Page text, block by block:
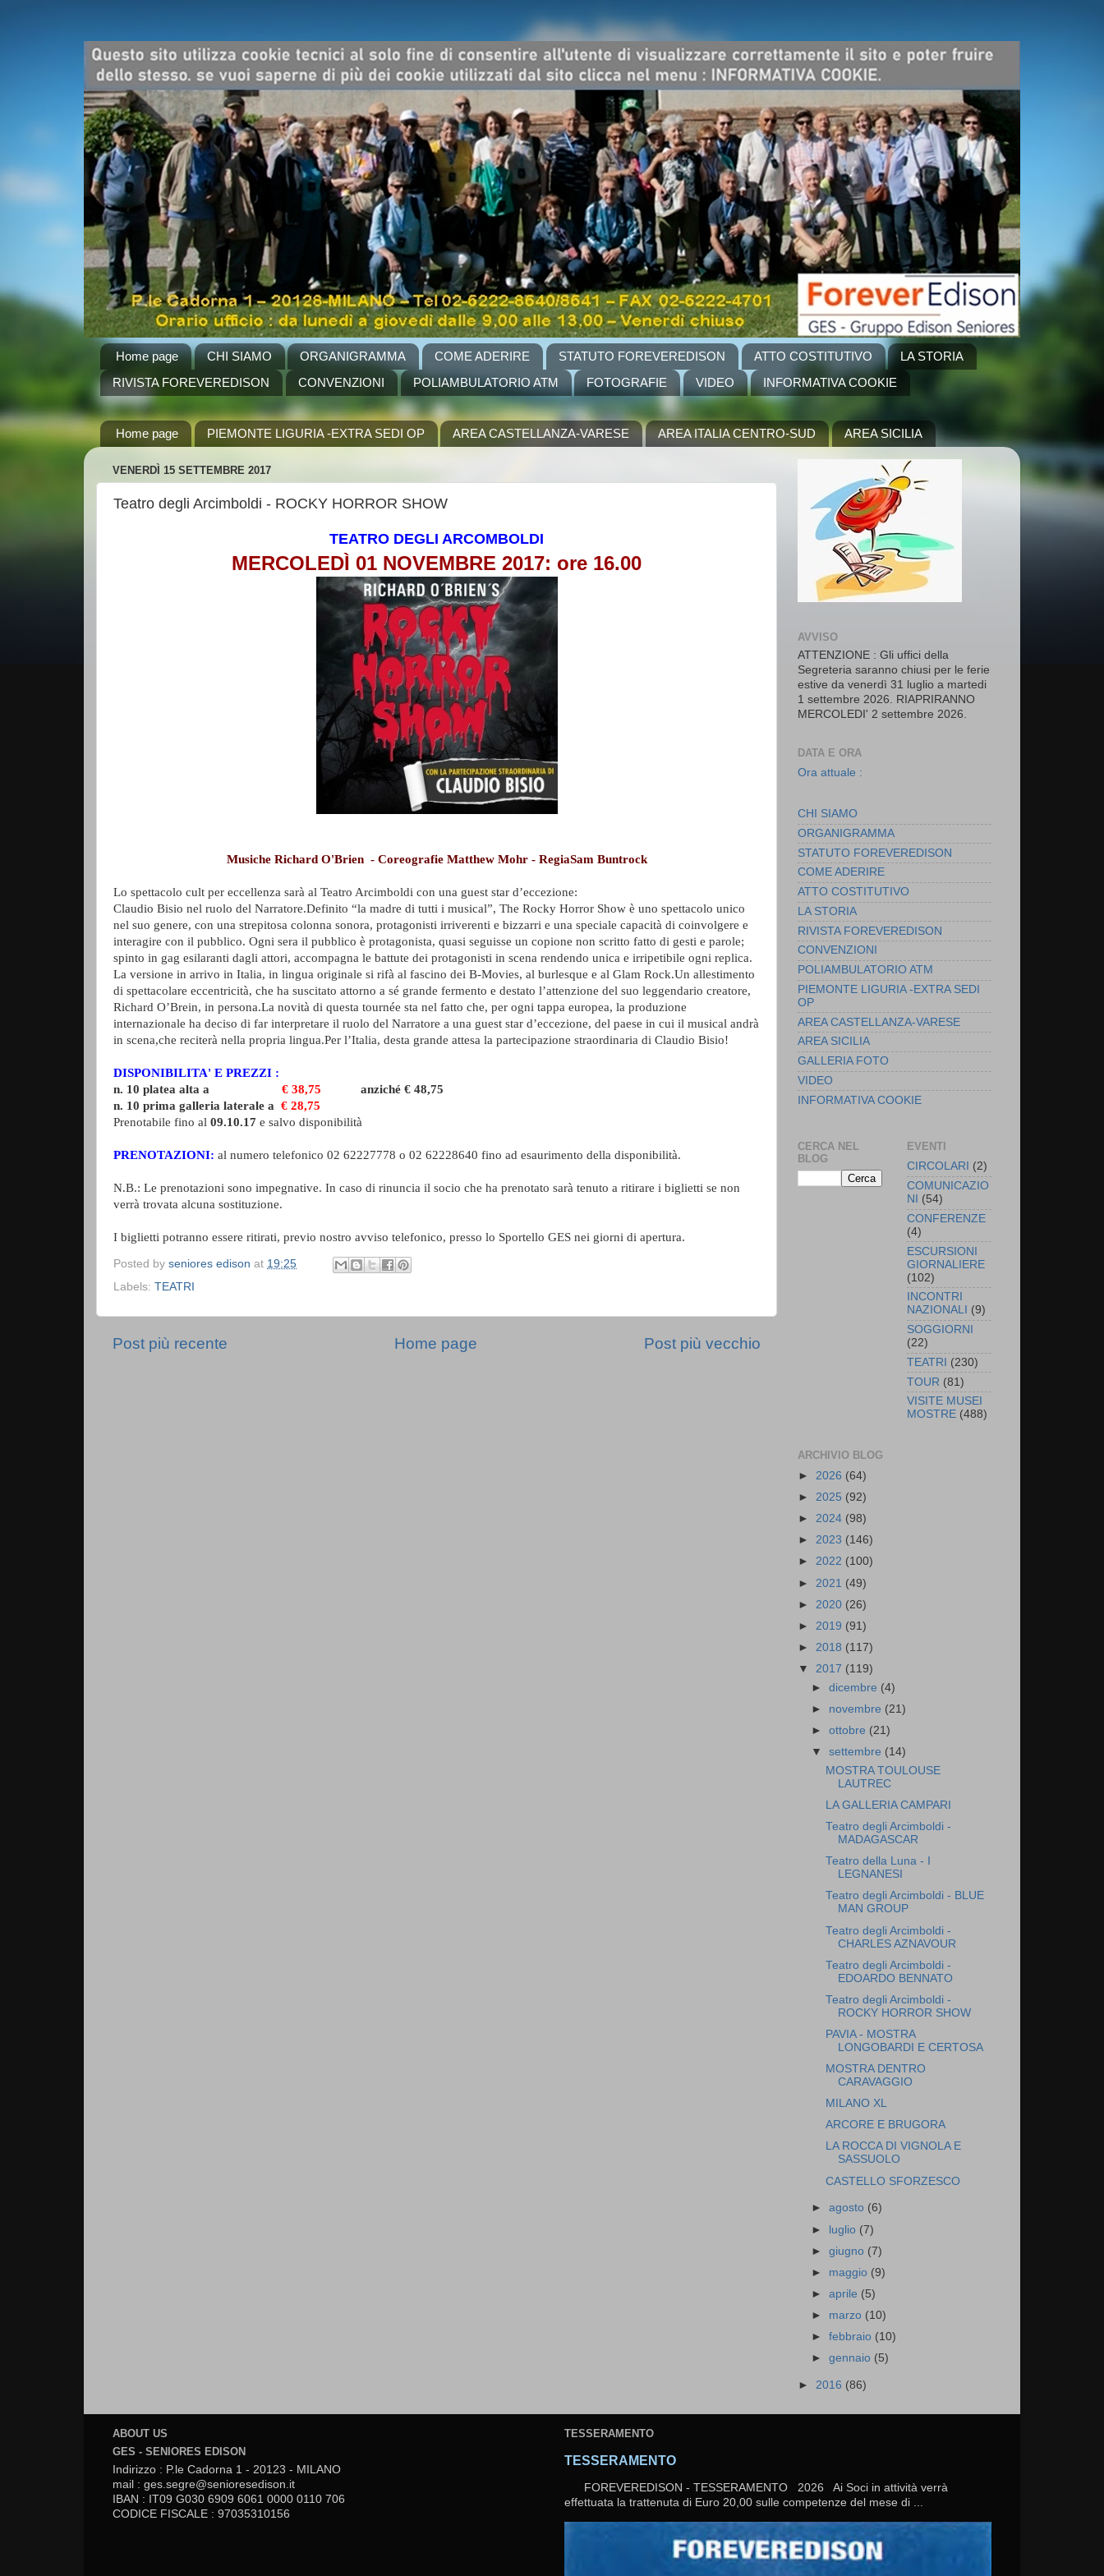
Home page CHI SIAMO ORGANIGRAMMA COME ADERIRE STATUTO FOREVEREDISON ATTO COSTITUTIVO
LA STORIA
RIVISTA FOREVEREDISON
CONVENZIONI POLIAMBULATORIO ATM FOTOGRAFIE VIDEO INFORMATIVA COOKIE
Home page PIEMONTE LIGURIA -EXTRA SEDI OP AREA CASTELLANZA-VARESE AREA ITALIA CENTRO-SUD AREA SICILIA
VENERDÌ 15 SETTEMBRE 2017
Teatro degli Arcimboldi - ROCKY HORROR SHOW
TEATRO DEGLI ARCOMBOLDI
MERCOLEDÌ 01 NOVEMBRE 2017: ore 16.00
Musiche Richard O'Brien - Coreografie Matthew Mohr - RegiaSam Buntrock
Lo spettacolo cult per eccellenza sarà al Teatro Arcimboldi con una guest star d’eccezione:
Claudio Bisio nel ruolo del Narratore.Definito “la madre di tutti i musical”, The Rocky Horror Show è uno spettacolo unico
nel suo genere, con una strepitosa colonna sonora, protagonisti irriverenti e bizzarri e una speciale capacità di coinvolgere e
interagire con il pubblico. Ogni sera il pubblico è protagonista, quasi seguisse un copione non scritto fatto di gesti e parole;
spinto in gag esilaranti dagli attori, accompagna le battute dei protagonisti in scena rendendo unica e irripetibile ogni replica.
La versione in arrivo in Italia, in lingua originale si rifà al fascino dei B-Movies, al burlesque e al Glam Rock.Un allestimento
di spettacolare eccentricità, che ha suscitato attorno a sé grande fermento e destato l’attenzione del suo leggendario creatore,
Richard O’Brein, in persona.La novità di questa tournée sta nel fatto che, per ogni tappa europea, la produzione
internazionale ha deciso di far interpretare il ruolo del Narratore a una guest star d’eccezione, del paese in cui il musical andrà
in scena,che reciterà nella propria lingua.Per l’Italia, desta grande attesa la partecipazione straordinaria di Claudio Bisio!
DISPONIBILITA' E PREZZI :
n. 10 platea alta a € 38,75
anziché € 48,75
n. 10 prima galleria laterale a € 28,75
Prenotabile fino al 09.10.17 e salvo disponibilità
PRENOTAZIONI: al numero telefonico 02 62227778 o 02 62228640 fino ad esaurimento della disponibilità.
N.B.: Le prenotazioni sono impegnative. In caso di rinuncia il socio che ha prenotato sarà tenuto a ritirare i biglietti se non
verrà trovata alcuna sostituzione.
I biglietti potranno essere ritirati, previo nostro avviso telefonico, presso lo Sportello GES nei giorni di apertura.
Posted by seniores edison at 19:25
Labels: TEATRI
Post più recente Post più vecchio
Home page
AVVISO
ATTENZIONE : Gli uffici della
Segreteria saranno chiusi per le ferie
estive da venerdì 31 luglio a martedi
1 settembre 2026. RIAPRIRANNO
MERCOLEDI' 2 settembre 2026.
DATA E ORA
Ora attuale :
CHI SIAMO
ORGANIGRAMMA
STATUTO FOREVEREDISON
COME ADERIRE
ATTO COSTITUTIVO
LA STORIA
RIVISTA FOREVEREDISON
CONVENZIONI
POLIAMBULATORIO ATM
PIEMONTE LIGURIA -EXTRA SEDI
OP
AREA CASTELLANZA-VARESE
AREA SICILIA
GALLERIA FOTO
VIDEO
INFORMATIVA COOKIE
CERCA NEL
BLOG
EVENTI
CIRCOLARI
(2)
COMUNICAZIO
NI
(54)
CONFERENZE
(4)
ESCURSIONI
GIORNALIERE
(102)
INCONTRI
NAZIONALI (9)
SOGGIORNI
(22)
TEATRI
(230)
TOUR (81)
VISITE MUSEI
MOSTRE (488)
ARCHIVIO BLOG
► 2026 (64)
► 2025 (92)
► 2024 (98)
► 2023 (146)
► 2022 (100)
► 2021 (49)
► 2020 (26)
► 2019 (91)
► 2018 (117)
▼ 2017 (119)
►dicembre (4)
► novembre (21)
►ottobre (21)
▼settembre (14)
MOSTRA TOULOUSE
LAUTREC
LA GALLERIA CAMPARI
Teatro degli Arcimboldi -
MADAGASCAR
Teatro della Luna - I
LEGNANESI
Teatro degli Arcimboldi - BLUE
MAN GROUP
Teatro degli Arcimboldi -
CHARLES AZNAVOUR
Teatro degli Arcimboldi -
EDOARDO BENNATO
Teatro degli Arcimboldi -
ROCKY HORROR SHOW
PAVIA - MOSTRA
LONGOBARDI E CERTOSA
MOSTRA DENTRO
CARAVAGGIO
MILANO XL
ARCORE E BRUGORA
LA ROCCA DI VIGNOLA E
SASSUOLO
CASTELLO SFORZESCO
►agosto (6)
► luglio (7)
►giugno (7)
► maggio (9)
►aprile (5)
► marzo (10)
►febbraio (10)
►gennaio (5)
► 2016 (86)
ABOUT US
GES - SENIORES EDISON
Indirizzo : P.le Cadorna 1 - 20123 - MILANO
mail : ges.segre@senioresedison.it
IBAN : IT09 G030 6909 6061 0000 0110 706
CODICE FISCALE : 97035310156
TESSERAMENTO
TESSERAMENTO
FOREVEREDISON - TESSERAMENTO 2026 Ai Soci in attività verrà
effettuata la trattenuta di Euro 20,00 sulle competenze del mese di ...